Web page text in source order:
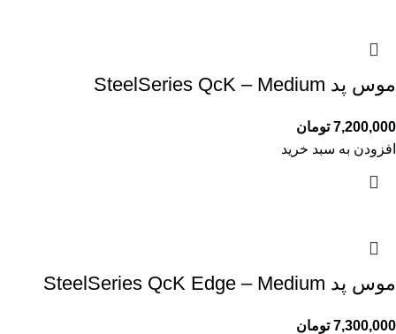
موس پد SteelSeries QcK – Medium
7,200,000 تومان
افزودن به سبد خرید
موس پد SteelSeries QcK Edge – Medium
7,300,000 تومان